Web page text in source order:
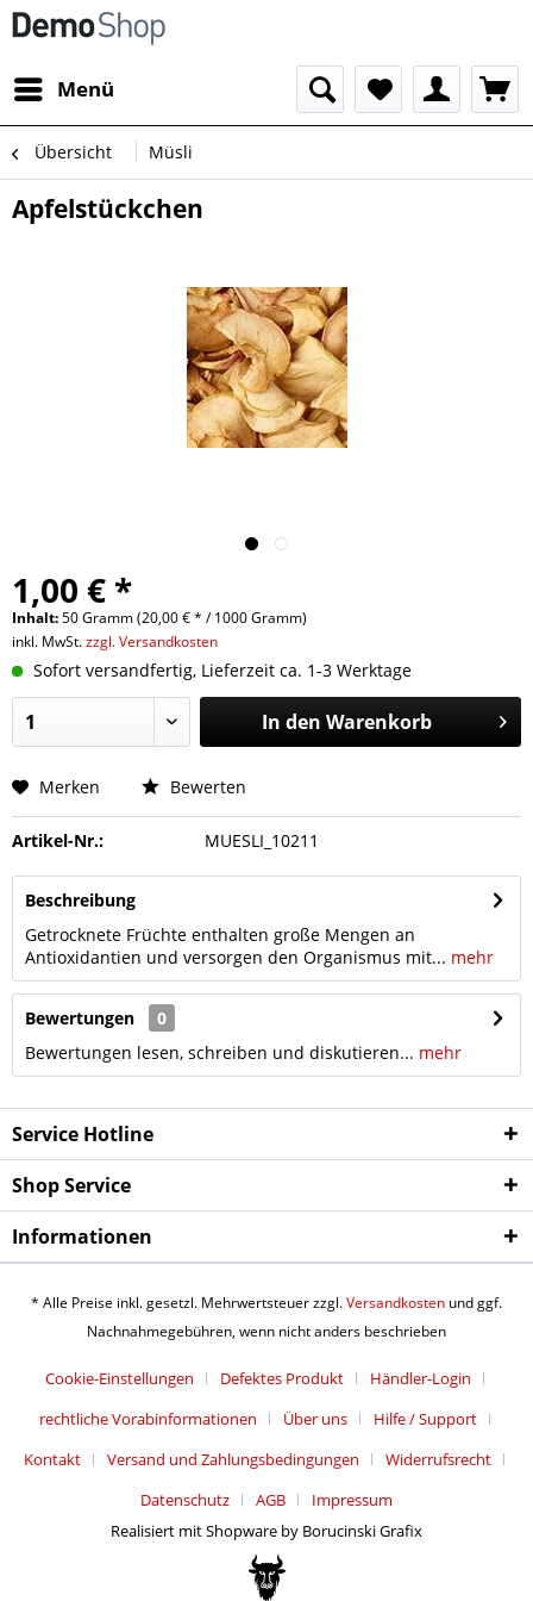
Menü
Übersicht Müsli
Apfelstückchen
1,00 € *
Inhalt:50 Gramm (20,00 € * / 1000 Gramm)
inkl. MwSt.zzgl. Versandkosten
Sofort versandfertig, Lieferzeit ca. 1-3 Werktage
In den Warenkorb
Merken Bewerten
Artikel-Nr.: MUESLI_10211
Beschreibung
Getrocknete Früchte enthalten große Mengen an
Antioxidantien und versorgen den Organismus mit... mehr
Bewertungen
0
Bewertungen lesen, schreiben und diskutieren... mehr
Service Hotline
Shop Service
Informationen
* Alle Preise inkl. gesetzl. Mehrwertsteuer zzgl.Versandkosten und ggf.
Nachnahmegebühren, wenn nicht anders beschrieben
Cookie-Einstellungen Defektes Produkt
Händler-Login
rechtliche Vorabinformationen
Über uns
Hilfe / Support
Kontakt
Versand und Zahlungsbedingungen
Widerrufsrecht
Datenschutz
AGB
Impressum
Realisiert mit Shopware by Borucinski Grafix